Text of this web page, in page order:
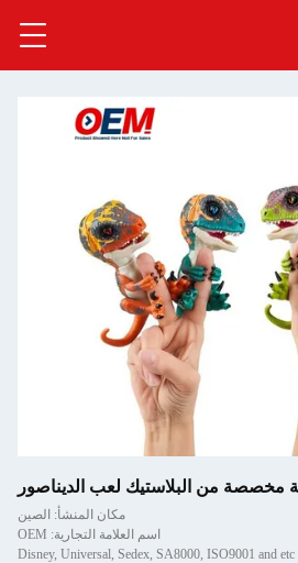
مخصصة من البلاستيك لعب الديناصور
مكان المنشأ: الصين
اسم العلامة التجارية: OEM